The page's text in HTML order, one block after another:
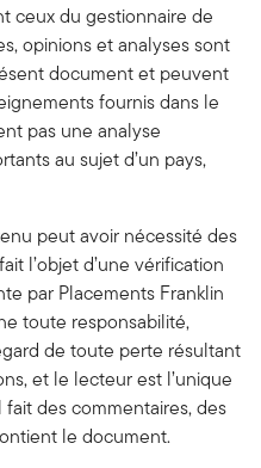
ceux du gestionnaire de
opinions et analyses sont
document et peuvent
fournis dans le
pas une analyse
au sujet d’un pays,
peut avoir nécessité des
l’objet d’une vérification
par Placements Franklin
toute responsabilité,
de toute perte résultant
et le lecteur est l’unique
fait des commentaires, des
le document.